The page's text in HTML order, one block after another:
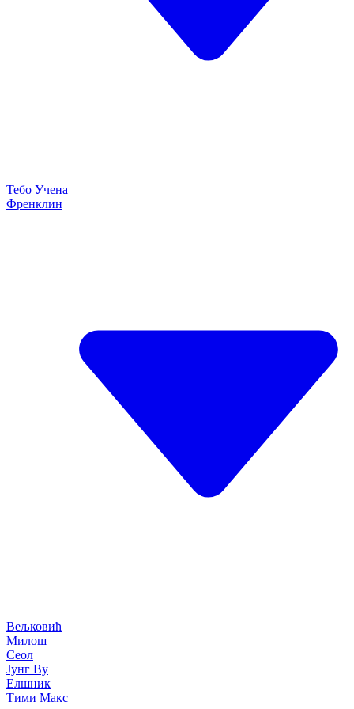
Тебо Учена
Френклин
Вељковић
Милош
Сеол
Јунг Ву
Елшник
Тими Макс